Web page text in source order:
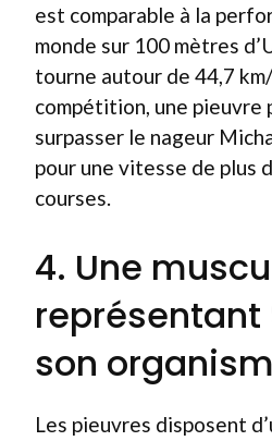
est comparable à la
monde sur 100 mètres
tourne autour de 44,7
compétition, une pieuvre
surpasser le nageur
pour une vitesse de plus
courses.
4. Une
représentant
son
Les pieuvres disposent